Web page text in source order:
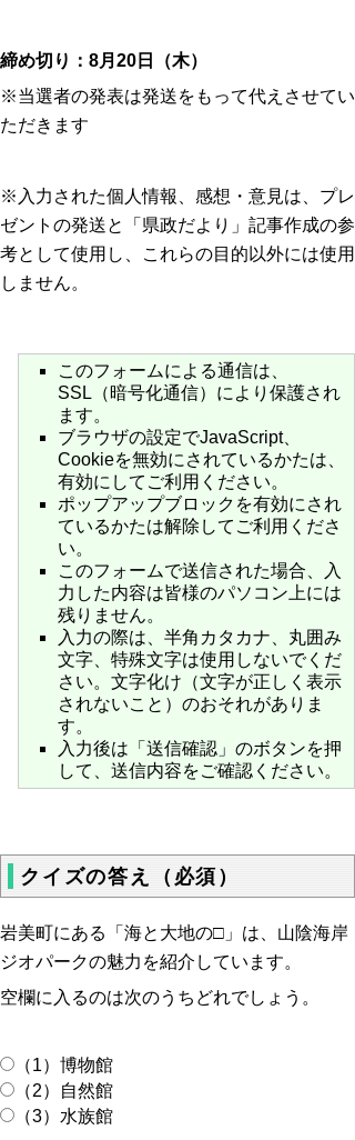
締め切り：8月20日（木）
※当選者の発表は発送をもって代えさせてい
ただきます
※入力された個人情報、感想・意見は、プレ
ゼントの発送と「県政だより」記事作成の参
考として使用し、これらの目的以外には使用
しません。
このフォームによる通信は、
SSL（暗号化通信）により保護され
ます。
ブラウザの設定でJavaScript、
Cookieを無効にされているかたは、
有効にしてご利用ください。
ポップアップブロックを有効にされ
ているかたは解除してご利用くださ
い。
このフォームで送信された場合、入
力した内容は皆様のパソコン上には
残りません。
入力の際は、半角カタカナ、丸囲み
文字、特殊文字は使用しないでくだ
さい。文字化け（文字が正しく表示
されないこと）のおそれがありま
す。
入力後は「送信確認」のボタンを押
して、送信内容をご確認ください。
クイズの答え（必須）
岩美町にある「海と大地の□」は、山陰海岸
ジオパークの魅力を紹介しています。
空欄に入るのは次のうちどれでしょう。
（1）博物館
（2）自然館
（3）水族館